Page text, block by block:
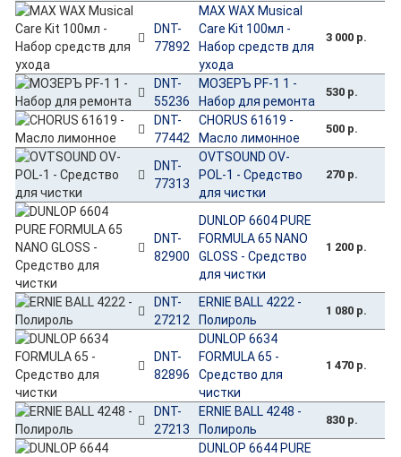
DNT-
77892
MAX WAX Musical
Care Kit 100мл -
Набор средств для
ухода
3 000 р.
DNT-
55236
МОЗЕРЪ PF-1 1 -
Набор для ремонта
530 р.
DNT-
77442
CHORUS 61619 -
Масло лимонное
500 р.
DNT-
77313
OVTSOUND OV-
POL-1 - Средство
для чистки
270 р.
DNT-
82900
DUNLOP 6604 PURE
FORMULA 65 NANO
GLOSS - Средство
для чистки
1 200 р.
DNT-
27212
ERNIE BALL 4222 -
Полироль
1 080 р.
DNT-
82896
DUNLOP 6634
FORMULA 65 -
Средство для
чистки
1 470 р.
DNT-
27213
ERNIE BALL 4248 -
Полироль
830 р.
DUNLOP 6644 PURE